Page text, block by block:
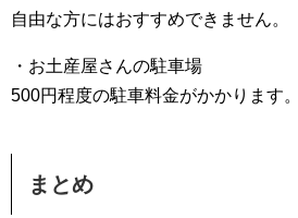
自由な方にはおすすめできません。
・お土産屋さんの駐車場
500円程度の駐車料金がかかります。
まとめ